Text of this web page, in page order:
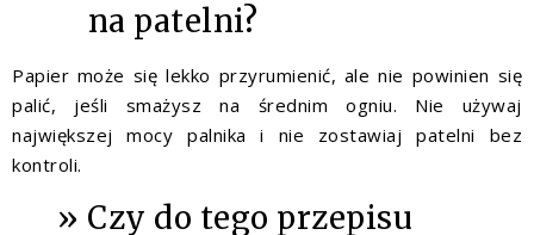
na patelni?
Papier może się lekko przyrumienić, ale nie powinien się
palić, jeśli smażysz na średnim ogniu. Nie używaj
największej mocy palnika i nie zostawiaj patelni bez
kontroli.
Czy do tego przepisu